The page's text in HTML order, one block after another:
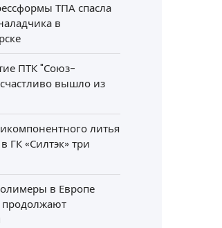
ТПА спасла
в
ПТК "Союз-
вышло из
литья
ГК «Силтэк» три
в Европе